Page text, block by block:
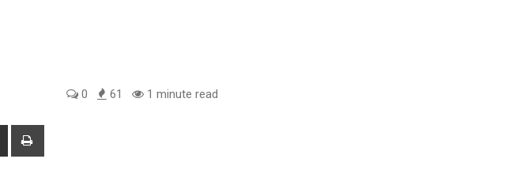
0 61 1 minute read
Share